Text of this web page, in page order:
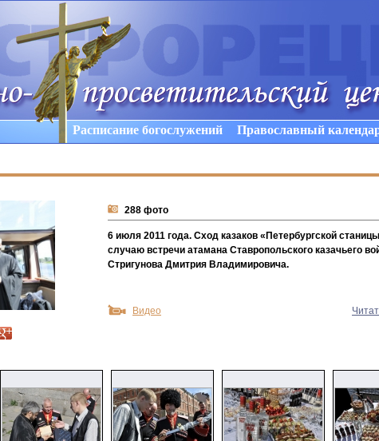
Расписание богослужений Православный
288 фото
6 июля 2011 года. Сход казаков «Петербургской
случаю встречи атамана Ставропольского казачьего
Стригунова Дмитрия Владимировича.
Видео